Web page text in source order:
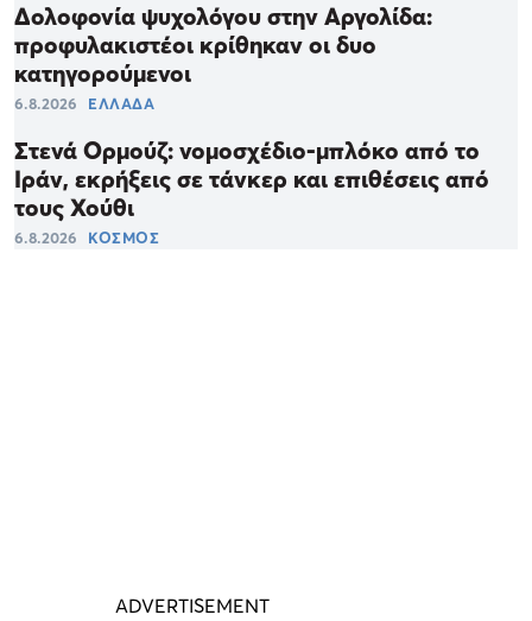
Δολοφονία ψυχολόγου στην Αργολίδα:
προφυλακιστέοι κρίθηκαν οι δυο
κατηγορούμενοι
6.8.2026 ΕΛΛΑΔΑ
Στενά Ορμούζ: νομοσχέδιο-μπλόκο από το
Ιράν, εκρήξεις σε τάνκερ και επιθέσεις από
τους Χούθι
6.8.2026 ΚΟΣΜΟΣ